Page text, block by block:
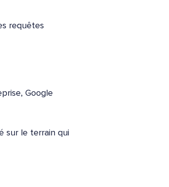
requêtes
Google
sur le terrain qui